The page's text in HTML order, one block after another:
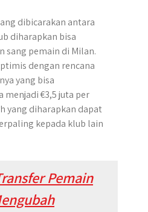
dibicarakan antara
diharapkan bisa
sang pemain di Milan.
dengan rencana
yang bisa
menjadi €3,5 juta per
yang diharapkan dapat
kepada klub lain
Pemain